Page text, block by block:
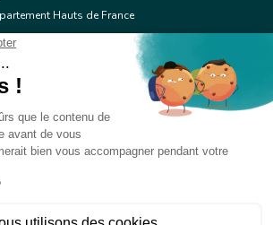
Hauts de France
Ile de France
Centre Val de Loire
Occitanie
Provence Alpes Côte d'Azur
Corse